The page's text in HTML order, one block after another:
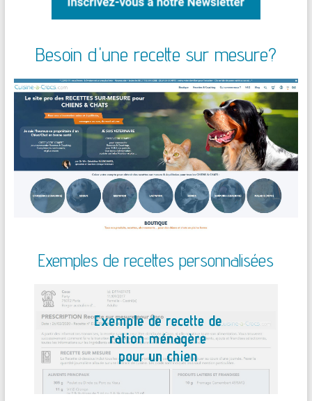
Besoin d'une recette sur mesure?
Exemples de recettes personnalisées